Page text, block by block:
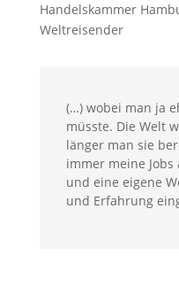
Handelskammer
Weltreisender
(…) wobei man ja
müsste. Die Welt
länger man sie
immer meine
und eine eigene
und Erfahrung